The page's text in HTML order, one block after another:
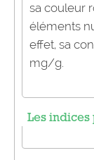
sa couleur
éléments
effet, sa
mg/g.
Les indices